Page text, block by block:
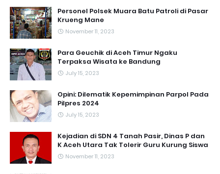
Personel Polsek Muara Batu Patroli di Pasar
Krueng Mane
November 11, 2023
Para Geuchik di Aceh Timur Ngaku
Terpaksa Wisata ke Bandung
July 15, 2023
Opini: Dilematik Kepemimpinan Parpol Pada
Pilpres 2024
July 15, 2023
Kejadian di SDN 4 Tanah Pasir, Dinas P dan
K Aceh Utara Tak Tolerir Guru Kurung Siswa
November 11, 2023